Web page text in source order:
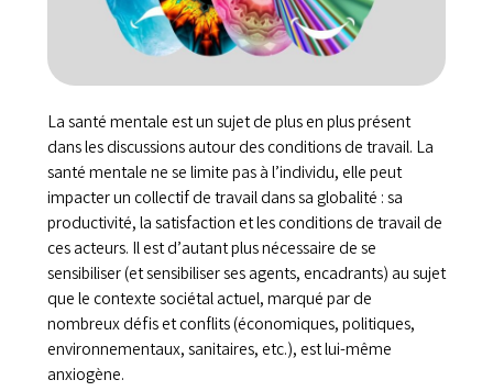
La santé mentale est un sujet de plus en plus présent
dans les discussions autour des conditions de travail. La
santé mentale ne se limite pas à l’individu, elle peut
impacter un collectif de travail dans sa globalité : sa
productivité, la satisfaction et les conditions de travail de
ces acteurs. Il est d’autant plus nécessaire de se
sensibiliser (et sensibiliser ses agents, encadrants) au sujet
que le contexte sociétal actuel, marqué par de
nombreux défis et conflits (économiques, politiques,
environnementaux, sanitaires, etc.), est lui-même
anxiogène.